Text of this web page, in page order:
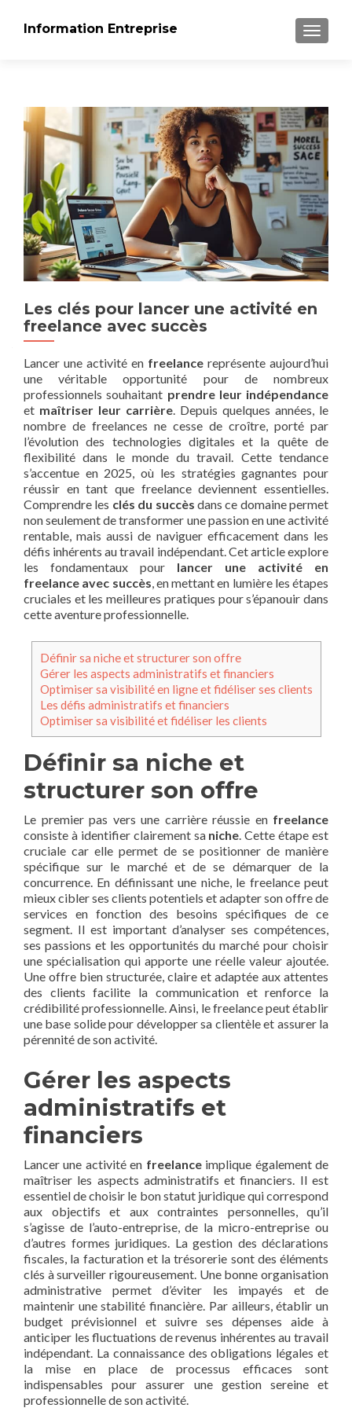
Information Entreprise
Les clés pour lancer une activité en
freelance avec succès
Lancer une activité en freelance représente aujourd’hui
une véritable opportunité pour de nombreux
professionnels souhaitant prendre leur indépendance
et maîtriser leur carrière . Depuis quelques années, le
nombre de freelances ne cesse de croître, porté par
l’évolution des technologies digitales et la quête de
flexibilité dans le monde du travail. Cette tendance
s’accentue en 2025, où les stratégies gagnantes pour
réussir en tant que freelance deviennent essentielles.
Comprendre les clés du succès dans ce domaine permet
non seulement de transformer une passion en une activité
rentable, mais aussi de naviguer efficacement dans les
défis inhérents au travail indépendant. Cet article explore
les fondamentaux pour lancer une activité en
freelance avec succès , en mettant en lumière les étapes
cruciales et les meilleures pratiques pour s’épanouir dans
cette aventure professionnelle.
Définir sa niche et structurer son offre
Gérer les aspects administratifs et financiers
Optimiser sa visibilité en ligne et fidéliser ses clients
Les défis administratifs et financiers
Optimiser sa visibilité et fidéliser les clients
Définir sa niche et
structurer son offre
Le premier pas vers une carrière réussie en freelance
consiste à identifier clairement sa niche. Cette étape est
cruciale car elle permet de se positionner de manière
spécifique sur le marché et de se démarquer de la
concurrence. En définissant une niche, le freelance peut
mieux cibler ses clients potentiels et adapter son offre de
services en fonction des besoins spécifiques de ce
segment. Il est important d’analyser ses compétences,
ses passions et les opportunités du marché pour choisir
une spécialisation qui apporte une réelle valeur ajoutée.
Une offre bien structurée, claire et adaptée aux attentes
des clients facilite la communication et renforce la
crédibilité professionnelle. Ainsi, le freelance peut établir
une base solide pour développer sa clientèle et assurer la
pérennité de son activité.
Gérer les aspects
administratifs et
financiers
Lancer une activité en freelanceimplique également de
maîtriser les aspects administratifs et financiers. Il est
essentiel de choisir le bon statut juridique qui correspond
aux objectifs et aux contraintes personnelles, qu’il
s’agisse de l’auto-entreprise, de la micro-entreprise ou
d’autres formes juridiques. La gestion des déclarations
fiscales, la facturation et la trésorerie sont des éléments
clés à surveiller rigoureusement. Une bonne organisation
administrative permet d’éviter les impayés et de
maintenir une stabilité financière. Par ailleurs, établir un
budget prévisionnel et suivre ses dépenses aide à
anticiper les fluctuations de revenus inhérentes au travail
indépendant. La connaissance des obligations légales et
la mise en place de processus efficaces sont
indispensables pour assurer une gestion sereine et
professionnelle de son activité.